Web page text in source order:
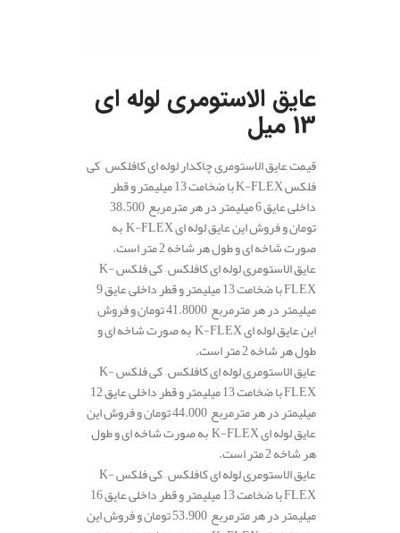
عایق الاستومری لوله ای
13 میل
قیمت عایق الاستومری چاکدار لوله ای کافلکس – کی
فلکس K-FLEX با ضخامت 13 میلیمتر و قطر
داخلی عایق 6 میلیمتر در هر مترمربع 38.500
تومان و فروش این عایق لوله ای K-FLEX به
صورت شاخه ای و طول هر شاخه 2 متر است.
عایق الاستومری لوله ای کافلکس – کی فلکس K-
FLEX با ضخامت 13 میلیمتر و قطر داخلی عایق 9
میلیمتر در هر مترمربع 41.8000 تومان و فروش
این عایق لوله ای K-FLEX به صورت شاخه ای و
طول هر شاخه 2 متر است.
عایق الاستومری لوله ای کافلکس – کی فلکس K-
FLEX با ضخامت 13 میلیمتر و قطر داخلی عایق 12
میلیمتر در هر مترمربع 44.000 تومان و فروش این
عایق لوله ای K-FLEX به صورت شاخه ای و طول
هر شاخه 2 متر است.
عایق الاستومری لوله ای کافلکس – کی فلکس K-
FLEX با ضخامت 13 میلیمتر و قطر داخلی عایق 16
میلیمتر در هر مترمربع 53.900 تومان و فروش این